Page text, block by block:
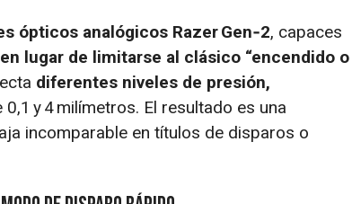
ópticos analógicos Razer Gen‑2, capaces
lugar de limitarse al clásico “encendido o
diferentes niveles de presión,
y 4 milímetros. El resultado es una
incomparable en títulos de disparos o